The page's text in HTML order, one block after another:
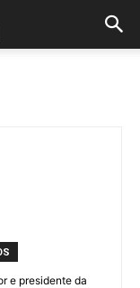
e presidente da